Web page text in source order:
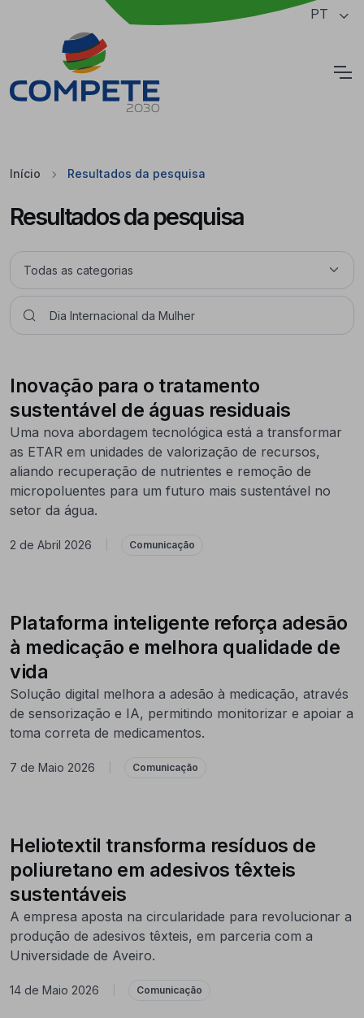
Saltar para o conteúdo principal da página PT
Início Resultados da pesquisa
Resultados da pesquisa
Inovação para o tratamento
sustentável de águas residuais
Uma nova abordagem tecnológica está a transformar
as ETAR em unidades de valorização de recursos,
aliando recuperação de nutrientes e remoção de
micropoluentes para um futuro mais sustentável no
setor da água.
2 de Abril 2026 Comunicação
Plataforma inteligente reforça adesão
à medicação e melhora qualidade de
vida
Solução digital melhora a adesão à medicação, através
de sensorização e IA, permitindo monitorizar e apoiar a
toma correta de medicamentos.
7 de Maio 2026 Comunicação
Heliotextil transforma resíduos de
poliuretano em adesivos têxteis
sustentáveis
A empresa aposta na circularidade para revolucionar a
produção de adesivos têxteis, em parceria com a
Universidade de Aveiro.
14 de Maio 2026 Comunicação